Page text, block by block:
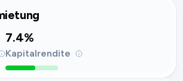
7.4%
Kapitalrendite